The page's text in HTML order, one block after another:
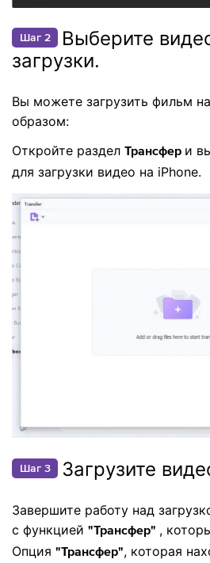
Шаг 2
Выберите
загрузки.
Вы можете загрузить фильм
образом:
Откройте раздел Трансфер и
для загрузки видео на iPhone.
Шаг 3 Загрузите
Завершите работу над
с функцией "Трансфер" ,
Опция "Трансфер", которая